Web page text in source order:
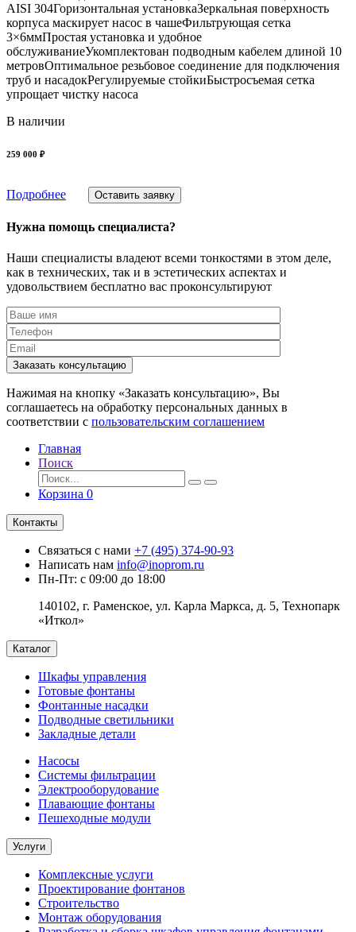
AISI 304Горизонтальная установкаЗеркальная поверхность
корпуса маскирует насос в чашеФильтрующая сетка
3×6ммПростая установка и удобное
обслуживаниеУкомплектован подводным кабелем длиной 10
метровОптимальное резьбовое соединение для подключения
труб и насадокРегулируемые стойкиБыстросъемая сетка
упрощает чистку насоса
В наличии
259 000 ₽
Подробнее Оставить заявку
Нужна помощь специалиста?
Наши специалисты владеют всеми тонкостями в этом деле,
как в технических, так и в эстетических аспектах и
удовольствием бесплатно вас проконсультируют
Заказать консультацию
Нажимая на кнопку «Заказать консультацию», Вы
соглашаетесь на обработку персональных данных в
соответствии с пользовательским соглашением
Главная
Поиск
Корзина 0
Контакты
Связаться с нами +7 (495) 374-90-93
Написать нам info@inoprom.ru
Пн-Пт: с 09:00 до 18:00
140102, г. Раменское, ул. Карла Маркса, д. 5, Технопарк
«Иткол»
Каталог
Шкафы управления
Готовые фонтаны
Фонтанные насадки
Подводные светильники
Закладные детали
Насосы
Системы фильтрации
Электрооборудование
Плавающие фонтаны
Пешеходные модули
Услуги
Комплексные услуги
Проектирование фонтанов
Строительство
Монтаж оборудования